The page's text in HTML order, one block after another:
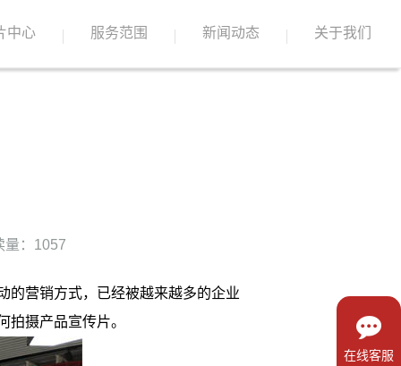
中心 服务范围 新闻动态 关于我们
量：1057
的营销方式，已经被越来越多的企业
摄产品宣传片。
在线客服